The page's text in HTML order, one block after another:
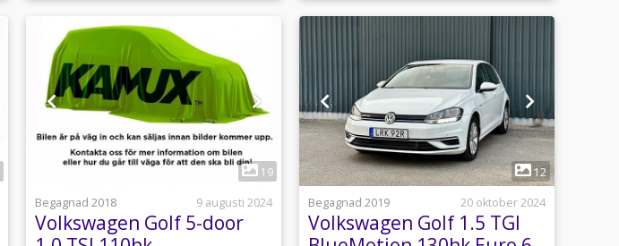
1
19
Begagnad 2018
9 augusti 2024
Volkswagen Golf 5-door
1
12
Begagnad 2019
20 oktober 2024
Volkswagen Golf 1.5 TGI